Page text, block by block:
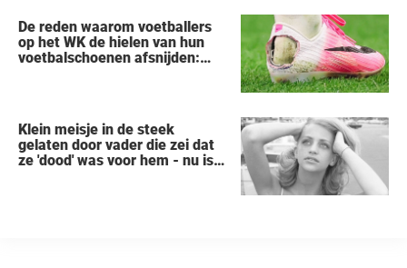
De reden waarom voetballers
op het WK de hielen van hun
voetbalschoenen afsnijden:
Klein meisje in de steek
gelaten door vader die zei dat
ze 'dood' was voor hem - nu is